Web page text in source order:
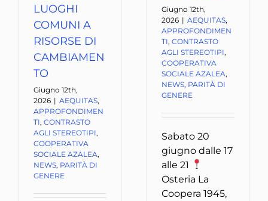
LUOGHI
COMUNI A
RISORSE DI
CAMBIAMEN
TO
Giugno 12th,
2026 | AEQUITAS,
APPROFONDIMEN
TI, CONTRASTO
AGLI STEREOTIPI,
COOPERATIVA
SOCIALE AZALEA,
NEWS, PARITÀ DI
GENERE
Giugno 12th,
2026 | AEQUITAS,
APPROFONDIMEN
TI, CONTRASTO
AGLI STEREOTIPI,
COOPERATIVA
SOCIALE AZALEA,
NEWS, PARITÀ DI
GENERE
Sabato 20
giugno dalle 17
alle 21
Osteria La
Coopera 1945,